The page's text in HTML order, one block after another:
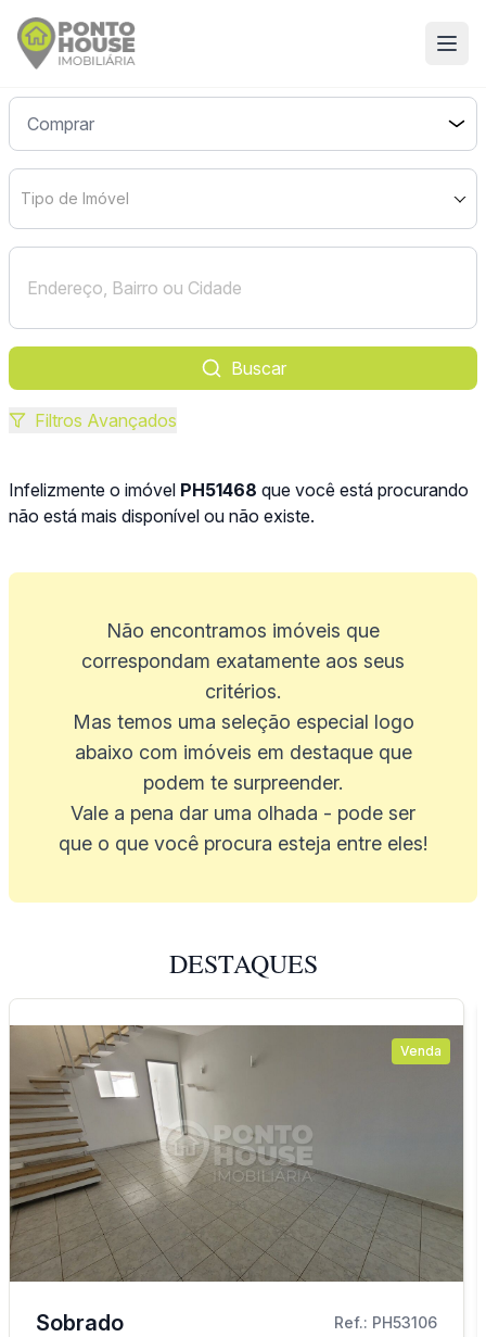
Tipo de Imóvel
Buscar
Filtros Avançados
Infelizmente o imóvel PH51468 que você está procurando
não está mais disponível ou não existe.
Não encontramos imóveis que
correspondam exatamente aos seus
critérios.
Mas temos uma seleção especial logo
abaixo com imóveis em destaque que
podem te surpreender.
Vale a pena dar uma olhada - pode ser
que o que você procura esteja entre eles!
DESTAQUES
Venda
Sobrado Ref.: PH53106